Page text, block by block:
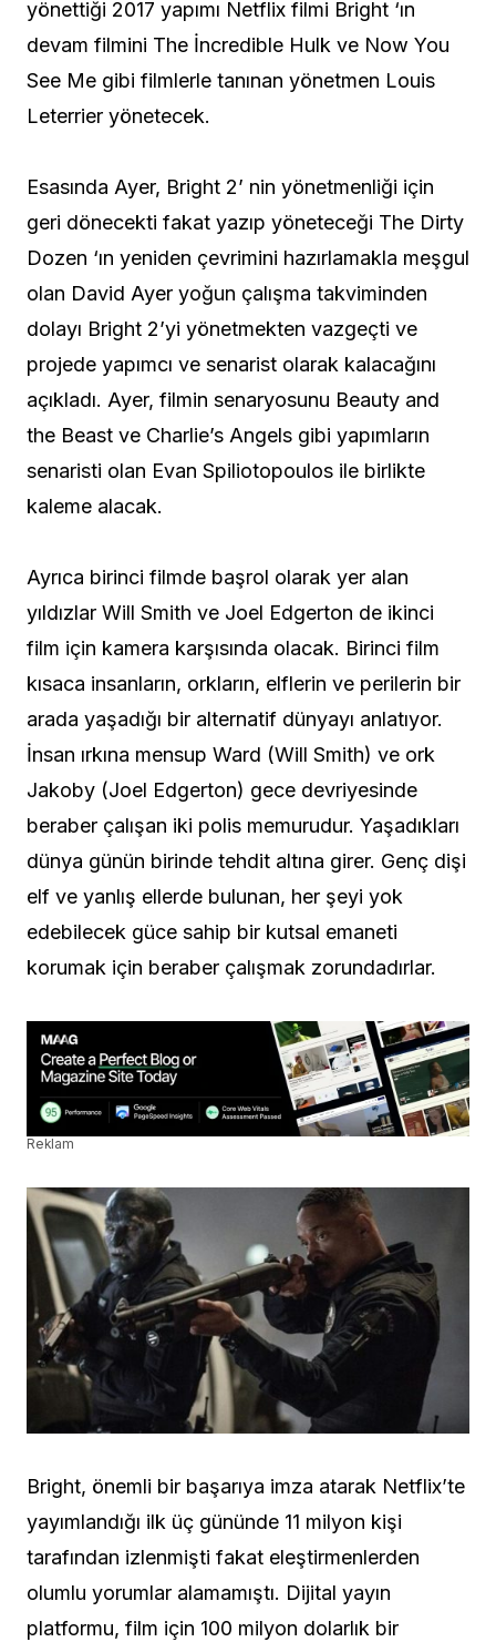
yönettiği 2017 yapımı Netflix filmi Bright ‘ın
devam filmini The İncredible Hulk ve Now You
See Me gibi filmlerle tanınan yönetmen Louis
Leterrier yönetecek.
Esasında Ayer, Bright 2’ nin yönetmenliği için
geri dönecekti fakat yazıp yöneteceği The Dirty
Dozen ‘ın yeniden çevrimini hazırlamakla meşgul
olan David Ayer yoğun çalışma takviminden
dolayı Bright 2’yi yönetmekten vazgeçti ve
projede yapımcı ve senarist olarak kalacağını
açıkladı. Ayer, filmin senaryosunu Beauty and
the Beast ve Charlie’s Angels gibi yapımların
senaristi olan Evan Spiliotopoulos ile birlikte
kaleme alacak.
Ayrıca birinci filmde başrol olarak yer alan
yıldızlar Will Smith ve Joel Edgerton de ikinci
film için kamera karşısında olacak. Birinci film
kısaca insanların, orkların, elflerin ve perilerin bir
arada yaşadığı bir alternatif dünyayı anlatıyor.
İnsan ırkına mensup Ward (Will Smith) ve ork
Jakoby (Joel Edgerton) gece devriyesinde
beraber çalışan iki polis memurudur. Yaşadıkları
dünya günün birinde tehdit altına girer. Genç dişi
elf ve yanlış ellerde bulunan, her şeyi yok
edebilecek güce sahip bir kutsal emaneti
korumak için beraber çalışmak zorundadırlar.
Reklam
Bright, önemli bir başarıya imza atarak Netflix’te
yayımlandığı ilk üç gününde 11 milyon kişi
tarafından izlenmişti fakat eleştirmenlerden
olumlu yorumlar alamamıştı. Dijital yayın
platformu, film için 100 milyon dolarlık bir